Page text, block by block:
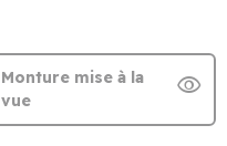
Monture mise à la
vue
visibility